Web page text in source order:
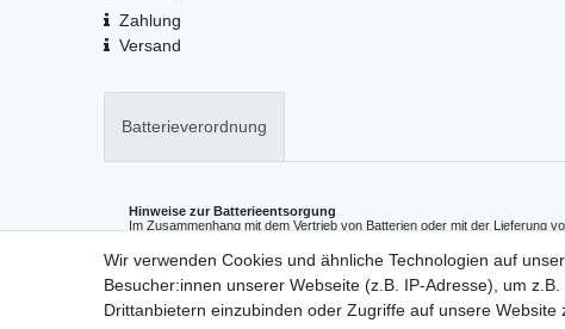
Zahlung
Versand
Batterieverordnung
Hinweise zur Batterieentsorgung
Im Zusammenhang mit dem Vertrieb von Batterien oder mit der Lieferung
Sie sind zur Rückgabe gebrauchter Batterien als Endnutzer gesetzlich
die wir als Neubatterien im Sortiment führen oder geführt haben,
(Versandadresse) zurückgeben. Die auf den Batterien abgebildeten
Das Symbol der durchgekreuzten Mülltonne bedeutet, dass die Batterie
werden darf.
Wir verwenden Cookies und ähnliche Technologien auf
Besucher:innen unserer Webseite (z.B. IP-Adresse), um
Drittanbietern einzubinden oder Zugriffe auf unsere